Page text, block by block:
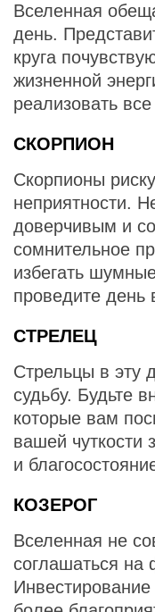
Вселенная
день.
круга
жизненной
реализовать
СКОРПИОН
Скорпионы
неприятности.
доверчивым и
сомнительное
избегать
проведите день
СТРЕЛЕЦ
Стрельцы в эту
судьбу. Будьте
которые вам
вашей чуткости
и
КОЗЕРОГ
Вселенная не
соглашаться